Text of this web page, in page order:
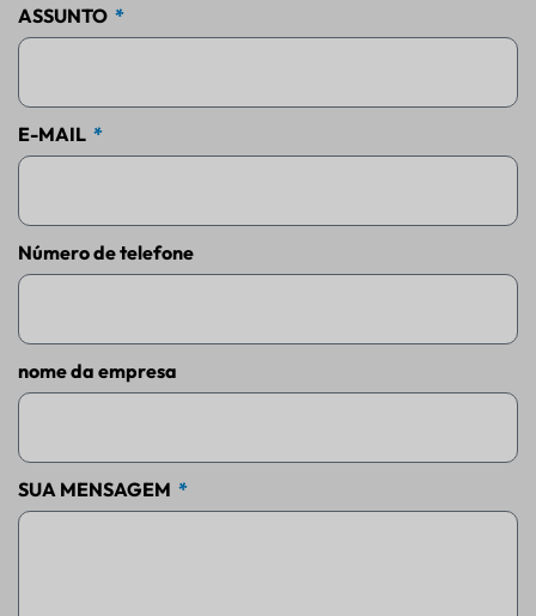
ASSUNTO
E-MAIL
Número de telefone
nome da empresa
SUA MENSAGEM